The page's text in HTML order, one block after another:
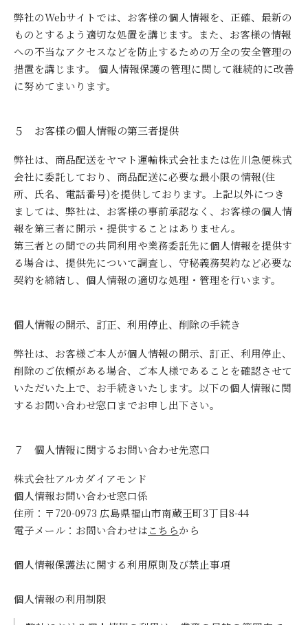
弊社のWebサイトでは、お客様の個人情報を、正確、最新の
ものとするよう適切な処置を講じます。また、お客様の情報
への不当なアクセスなどを防止するための万全の安全管理の
措置を講じます。 個人情報保護の管理に関して継続的に改善
に努めてまいります。
５ お客様の個人情報の第三者提供
弊社は、商品配送をヤマト運輸株式会社または佐川急便株式
会社に委託しており、商品配送に必要な最小限の情報(住
所、氏名、電話番号)を提供しております。上記以外につき
ましては、弊社は、お客様の事前承認なく、お客様の個人情
報を第三者に開示・提供することはありません。
第三者との間での共同利用や業務委託先に個人情報を提供す
る場合は、提供先について調査し、守秘義務契約など必要な
契約を締結し、個人情報の適切な処理・管理を行います。
個人情報の開示、訂正、利用停止、削除の手続き
弊社は、お客様ご本人が個人情報の開示、訂正、利用停止、
削除のご依頼がある場合、ご本人様であることを確認させて
いただいた上で、お手続きいたします。以下の個人情報に関
するお問い合わせ窓口までお申し出下さい。
７ 個人情報に関するお問い合わせ先窓口
株式会社アルカダイアモンド
個人情報お問い合わせ窓口係
住所：〒720-0973 広島県福山市南蔵王町3丁目8-44
電子メール：お問い合わせはこちらから
個人情報保護法に関する利用原則及び禁止事項
個人情報の利用制限